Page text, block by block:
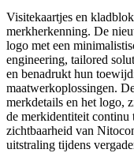
Visitekaartjes en
merkherkenning. De
logo met een
engineering, tailored
en benadrukt hun
maatwerkoplossingen.
merkdetails en het logo,
de merkidentiteit continu
zichtbaarheid van
uitstraling tijdens